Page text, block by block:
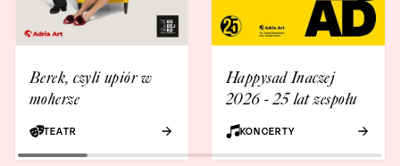
Berek, czyli upiór w
moherze
TEATR
Happysad Inaczej
2026 - 25 lat zespołu
KONCERTY